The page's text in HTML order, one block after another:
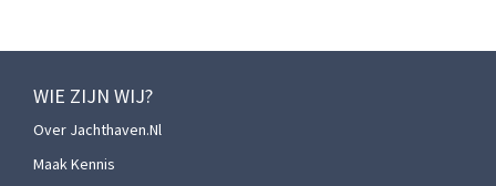
WIE ZIJN WIJ?
Over Jachthaven.nl
Maak Kennis